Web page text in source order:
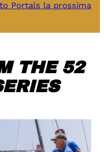
Portals la prossima
THE 52